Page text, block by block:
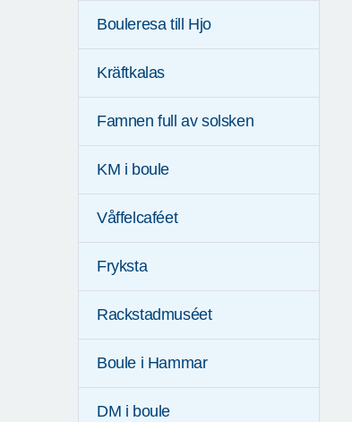
Bouleresa till Hjo
Kräftkalas
Famnen full av solsken
KM i boule
Våffelcaféet
Fryksta
Rackstadmuséet
Boule i Hammar
DM i boule